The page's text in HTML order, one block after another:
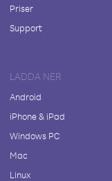
Priser
Support
LADDA NER
Android
iPhone & iPad
Windows PC
Mac
Linux